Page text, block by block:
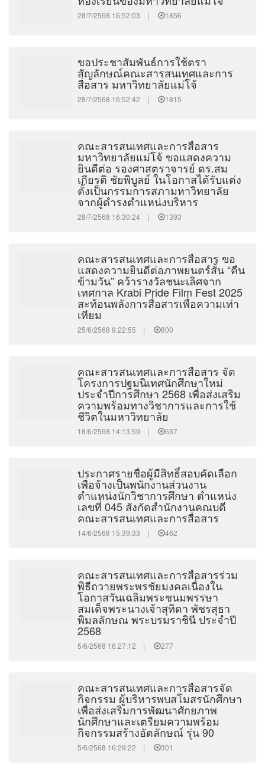
28/7/2568 16:52:03 | 1856
ขอประชาสัมพันธ์การใช้ตรา
สัญลักษณ์คณะสารสนเทศและการ
สื่อสาร มหาวิทยาลัยแม่โจ้
28/7/2568 16:52:42 | 1815
คณะสารสนเทศและการสื่อสาร
มหาวิทยาลัยแม่โจ้ ขอแสดงความ
ยินดีต่อ รองศาสตราจารย์ ดร.สม
เกียรติ ชัยพิบูลย์ ในโอกาสได้รับแต่ง
ตั้งเป็นกรรมการสภามหาวิทยาลัย
จากผู้ดำรงตำแหน่งบริหาร
28/7/2568 16:30:24 | 1393
คณะสารสนเทศและการสื่อสาร ขอ
แสดงความยินดีต่อภาพยนตร์สั้น “คืน
ข้ามวัน” คว้ารางวัลชนะเลิศจาก
เทศกาล Krabi Pride Film Fest 2025
สะท้อนพลังการสื่อสารเพื่อความเท่า
เทียม
25/6/2568 9:22:55 | 800
คณะสารสนเทศและการสื่อสาร จัด
โครงการปฐมนิเทศนักศึกษาใหม่
ประจำปีการศึกษา 2568 เพื่อส่งเสริม
ความพร้อมทางวิชาการและการใช้
ชีวิตในมหาวิทยาลัย
18/6/2568 14:13:59 | 637
ประกาศรายชื่อผู้มีสิทธิ์สอบคัดเลือก
เพื่อจ้างเป็นพนักงานส่วนงาน
ตำแหน่งนักวิชาการศึกษา ตำแหน่ง
เลขที่ 045 สังกัดสำนักงานคณบดี
คณะสารสนเทศและการสื่อสาร
14/6/2568 15:39:33 | 462
คณะสารสนเทศและการสื่อสารร่วม
พิธีถวายพระพรชัยมงคลเนื่องใน
โอกาสวันเฉลิมพระชนมพรรษา
สมเด็จพระนางเจ้าสุทิดา พัชรสุธา
พิมลลักษณ พระบรมราชินี ประจำปี
2568
5/6/2568 16:27:12 | 277
คณะสารสนเทศและการสื่อสารจัด
กิจกรรม ผู้บริหารพบสโมสรนักศึกษา
เพื่อส่งเสริมการพัฒนาศักยภาพ
นักศึกษาและเตรียมความพร้อม
กิจกรรมสร้างอัตลักษณ์ รุ่น 90
5/6/2568 16:29:22 | 301